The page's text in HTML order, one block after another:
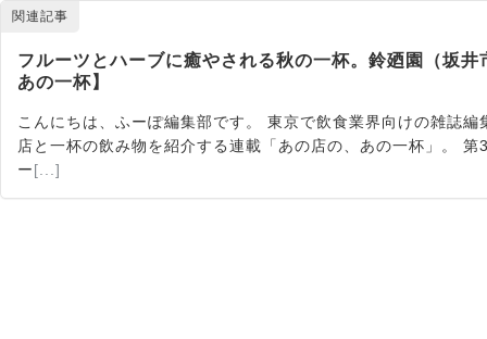
関連記事
フルーツとハーブに癒やされる秋の一杯。鈴廼園（坂
あの一杯】
こんにちは、ふーぽ編集部です。 東京で飲食業界向けの雑誌
店と一杯の飲み物を紹介する連載「あの店の、あの一杯」。
ー[...]